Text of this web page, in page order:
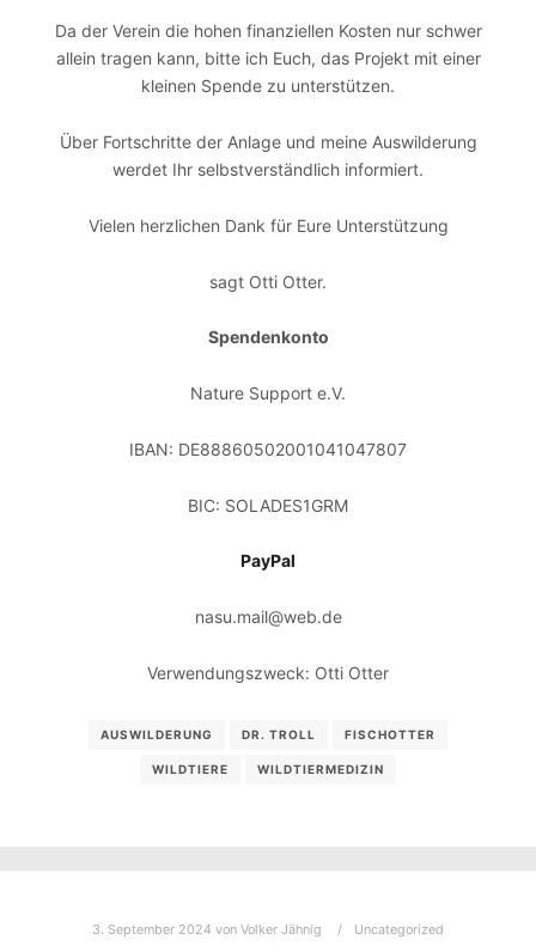
Da der Verein die hohen finanziellen Kosten nur schwer
allein tragen kann, bitte ich Euch, das Projekt mit einer
kleinen Spende zu unterstützen.
Über Fortschritte der Anlage und meine Auswilderung
werdet Ihr selbstverständlich informiert.
Vielen herzlichen Dank für Eure Unterstützung
sagt Otti Otter.
Spendenkonto
Nature Support e.V.
IBAN: DE88860502001041047807
BIC: SOLADES1GRM
PayPal
nasu.mail@web.de
Verwendungszweck: Otti Otter
AUSWILDERUNG DR. TROLL FISCHOTTER
WILDTIERE WILDTIERMEDIZIN
3. September 2024 von Volker Jähnig Uncategorized